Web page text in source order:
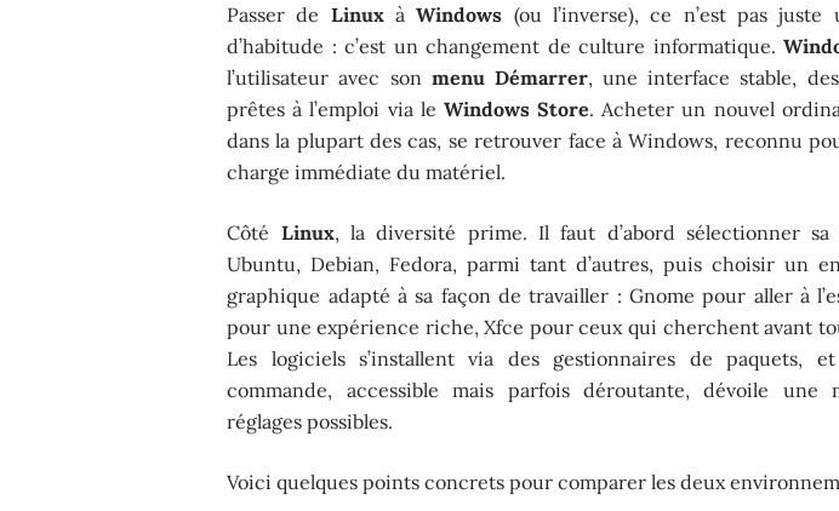
Passer de Linux àWindows (ou l’inverse), ce n’est pas juste
d’habitude : c’est un changement de culture informatique.
l’utilisateur avec son menu Démarrer, une interface stable,
prêtes à l’emploi via le Windows Store. Acheter un nouvel
dans la plupart des cas, se retrouver face à Windows, reconnu
charge immédiate du matériel.
Côté Linux, la diversité prime. Il faut d’abord sélectionner sa
Ubuntu, Debian, Fedora, parmi tant d’autres, puis choisir un
graphique adapté à sa façon de travailler : Gnome pour aller à
pour une expérience riche, Xfce pour ceux qui cherchent avant
Les logiciels s’installent via des gestionnaires de paquets,
commande, accessible mais parfois déroutante, dévoile une
réglages possibles.
Voici quelques points concrets pour comparer les deux